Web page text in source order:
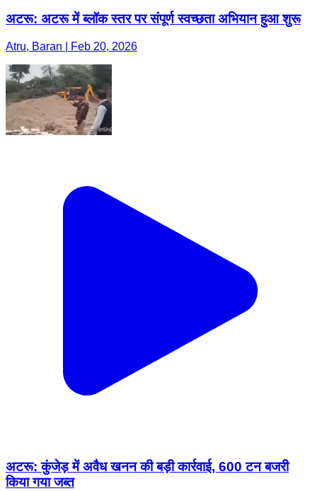
अटरू: अटरू में ब्लॉक स्तर पर संपूर्ण स्वच्छता अभियान हुआ शुरू
Atru, Baran | Feb 20, 2026
अटरू: कुंजेड़ में अवैध खनन की बड़ी कार्रवाई, 600 टन बजरी
किया गया जब्त